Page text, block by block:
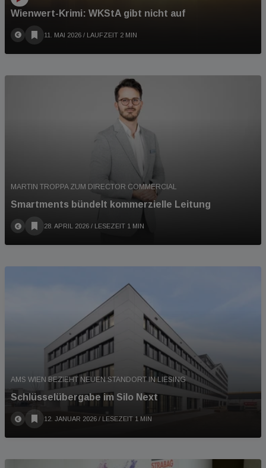
Wienwert-Krimi: WKStA gibt nicht auf
11. MAI 2026 / LAUFZEIT 2 MIN
MARTIN TROPPA ZUM DIRECTOR COMMERCIAL
Smartments bündelt kommerzielle Leitung
28. APRIL 2026 / LESEZEIT 1 MIN
AMS WIEN BEZIEHT NEUEN STANDORT IN LIESING
Schlüsselübergabe im Silo Next
12. JANUAR 2026 / LESEZEIT 1 MIN